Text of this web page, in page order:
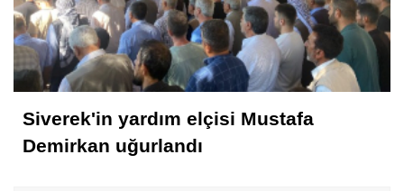
Siverek'in yardım elçisi Mustafa
Demirkan uğurlandı